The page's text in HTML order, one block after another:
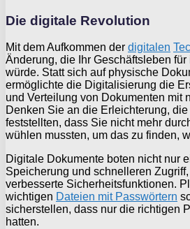
Die digitale Revolution
Mit dem Aufkommen der digitalen
Änderung, die Ihr Geschäftsleben für
würde. Statt sich auf physische
ermöglichte die Digitalisierung die
und Verteilung von Dokumenten mit
Denken Sie an die Erleichterung,
feststellten, dass Sie nicht mehr
wühlen mussten, um das zu finden,
Digitale Dokumente boten nicht nur
Speicherung und schnelleren
verbesserte Sicherheitsfunktionen.
wichtigen Dateien mit Passwörtern
sicherstellen, dass nur die richtigen
hatten.